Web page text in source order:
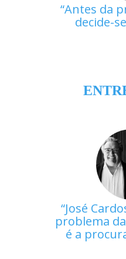
Antes da
decide-
José
problema
é a